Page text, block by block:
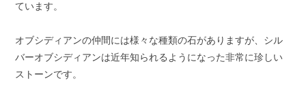
ています。
オブシディアンの仲間には様々な種類の石がありますが、シル
バーオブシディアンは近年知られるようになった非常に珍しい
ストーンです。